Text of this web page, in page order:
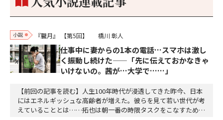
小説 『朧月』 【第5回】 橋川 彰人
仕事中に妻からの1本の電話…スマホは激し
く振動し続けた——「先に伝えておかなきゃ
いけないの。茜が…大学で……」
【前回の記事を読む】人生100年時代が浸透してきた昨今、日本
にはエネルギッシュな高齢者が増えた。彼らを見て若い世代が考
えていることとは……拓也は朝一番の時限タスクをこなすために